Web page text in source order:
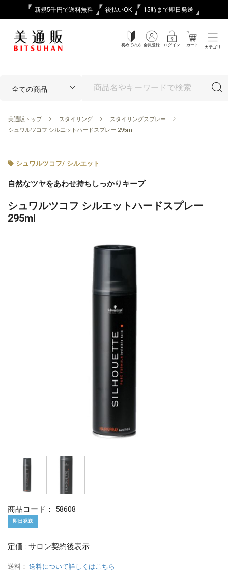
新規5千円で送料無料 後払いOK 15時まで即日発送
初めての方 会員登録 ログイン カート カテゴリ
美通販トップ スタイリング
スタイリングスプレー
シュワルツコフ シルエットハードスプレー 295ml
シュワルツコフ/ シルエット
自然なツヤをあわせ持ちしっかりキープ
シュワルツコフ シルエットハードスプレー
295ml
商品コード： 58608
即日発送
定価 : サロン契約後表示
送料： 送料について詳しくはこちら